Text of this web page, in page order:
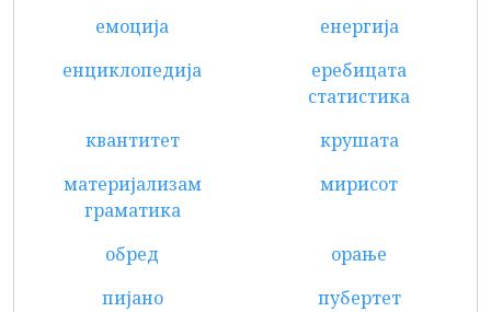
емоција
енергија
енциклопедија
еребицата
статистика
квантитет
крушата
материјализам
граматика
мирисот
обред
орање
пијано
пубертет